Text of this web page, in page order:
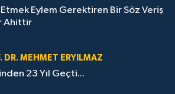
Etmek Eylem Gerektiren Bir Söz Veriş
Ahittir
DR. MEHMET ERYILMAZ
23 Yıl Geçti...